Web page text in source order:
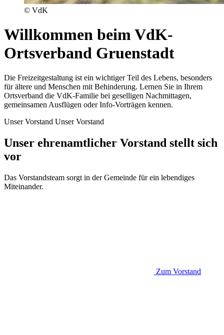
© VdK
Willkommen beim VdK-
Ortsverband Gruenstadt
Die Freizeitgestaltung ist ein wichtiger Teil des Lebens, besonders
für ältere und Menschen mit Behinderung. Lernen Sie in Ihrem
Ortsverband die VdK-Familie bei geselligen Nachmittagen,
gemeinsamen Ausflügen oder Info-Vorträgen kennen.
Unser Vorstand Unser Vorstand
Unser ehrenamtlicher Vorstand stellt sich
vor
Das Vorstandsteam sorgt in der Gemeinde für ein lebendiges
Miteinander.
Zum Vorstand